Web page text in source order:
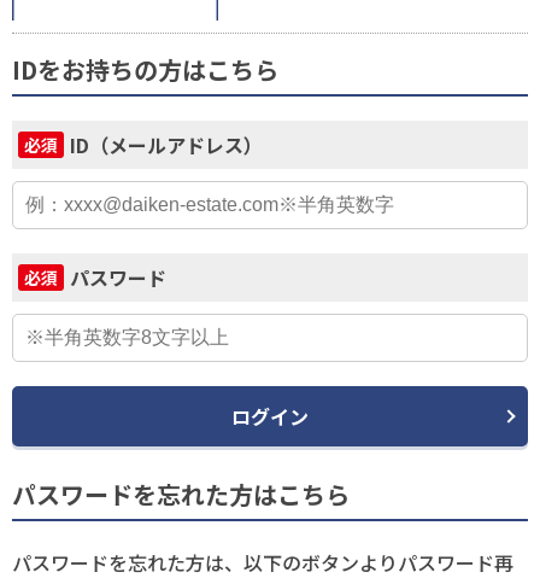
IDをお持ちの方はこちら
必須 ID（メールアドレス）
必須 パスワード
ログイン
パスワードを忘れた方はこちら
パスワードを忘れた方は、以下のボタンよりパスワード再